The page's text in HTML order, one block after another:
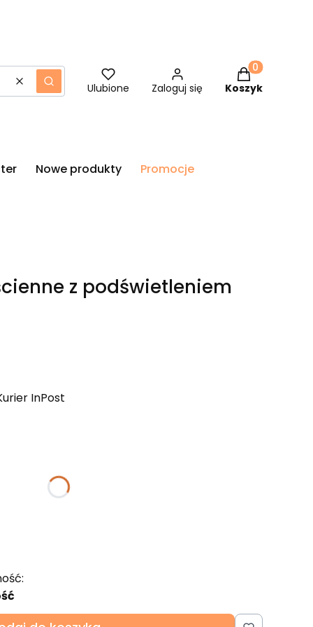
WyczyśćSzukaj Ulubione Zaloguj się
Produkty w
Koszyk
Nowe produkty Promocje
z podświetleniem
InPost